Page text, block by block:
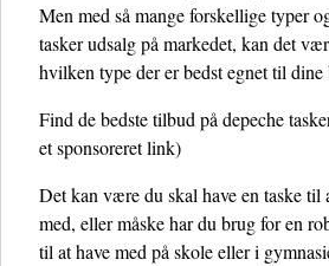
Men med så mange forskellige typer
tasker udsalg på markedet, kan det
hvilken type der er bedst egnet til dine
Find de bedste tilbud på depeche
et sponsoreret link)
Det kan være du skal have en taske til
med, eller måske har du brug for en
til at have med på skole eller i